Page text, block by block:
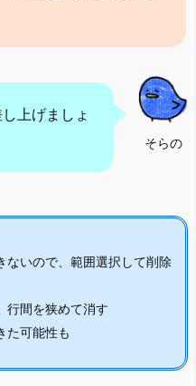
そらの
上げましょ
ないので、範囲選択して削除
行間を狭めて消す
た可能性も